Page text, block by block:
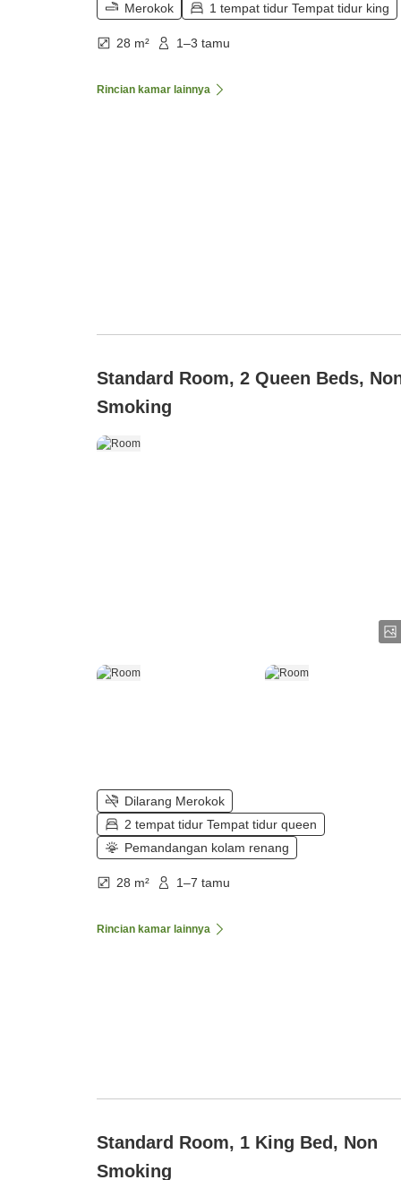
Merokok 1 tempat tidur Tempat tidur king
28 m² 1–3 tamu
Rincian kamar lainnya
Standard Room, 2 Queen Beds,
Smoking
Dilarang Merokok
2 tempat tidur Tempat tidur queen
Pemandangan kolam renang
28 m² 1–7 tamu
Rincian kamar lainnya
Standard Room, 1 King Bed, Non
Smoking